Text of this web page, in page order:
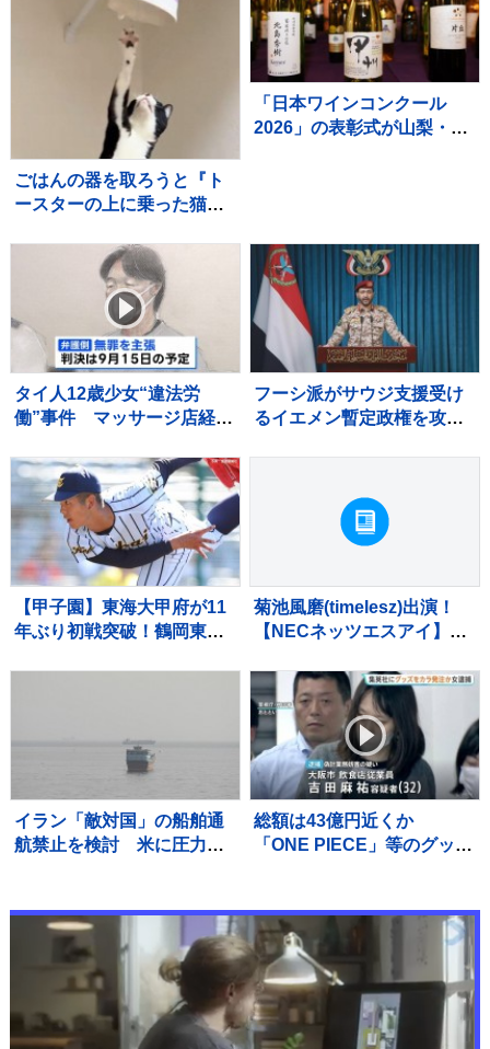
ごはんの器を取ろうと『ト
ースターの上に乗った猫』
予想外な展開が37万再生
「一回見てくるの可愛い
ｗ」「声出たｗ」
「日本ワインコンクール
2026」の表彰式が山梨・甲
タイ人12歳少女“違法労
働”事件 マッサージ店経営
金200万円求刑 弁護側は
無罪主張
フーシ派がサウジ支援受け
るイエメン暫定政権を攻
【甲子園】東海大甲府が11
年ぶり初戦突破！鶴岡東に
菊池風磨(timelesz)出演！
【NECネッツエスアイ】
公開！！
イラン「敵対国」の船舶通
航禁止を検討 米に圧力の
総額は43億円近くか
「ONE PIECE」等のグッズ
疑いで女（32）逮捕「日々
の生活でストレスたま
り」 警視庁